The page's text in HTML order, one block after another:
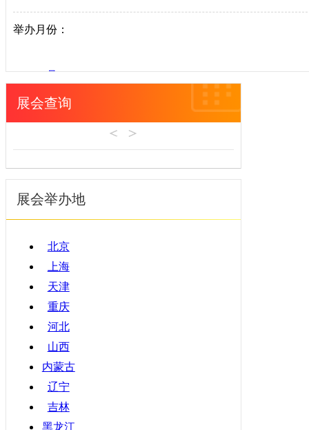
内蒙古
辽宁
黑龙江
江苏
江西
山东
河南
湖北
湖南
广东
广西
海南
四川
贵州
云南
西藏
陕西
电子制造
供水处理
轨道交通
机床工具
建材机械
暖通空调
汽车制造
橡塑机械
烟草机械
医疗设备
印刷机械
举办月份：
1月
2月
6月
7月
8月
9月
10月
11月
12月
展会查询
展会举办地
北京
上海
天津
重庆
河北
山西
内蒙古
辽宁
吉林
黑龙江